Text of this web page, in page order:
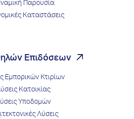
Παρουσία
Καταστάσεις
Επιδόσεων
Εμπορικών Κτιρίων
Κατοικίας
Υποδομών
Λύσεις